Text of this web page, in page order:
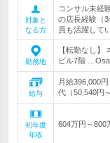
対象と
なる方
コンサル未経
の店長経験（
員も活躍して
勤務地
【転勤なし】
ビル7階
給与
月給396,000
代（50,540円
初年度
年収
604万円～800